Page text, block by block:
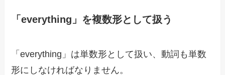
「everything」を複数形として扱う
「everything」は単数形として扱い、動詞も単数
形にしなければなりません。